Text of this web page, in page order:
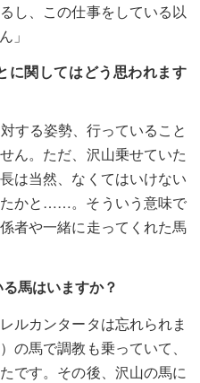
し、この仕事をしている以
」
に関してはどう思われます
する姿勢、行っていること
ん。ただ、沢山乗せていた
は当然、なくてはいけない
かと……。そういう意味で
者や一緒に走ってくれた馬
馬はいますか？
ルカンタータは忘れられま
の馬で調教も乗っていて、
です。その後、沢山の馬に